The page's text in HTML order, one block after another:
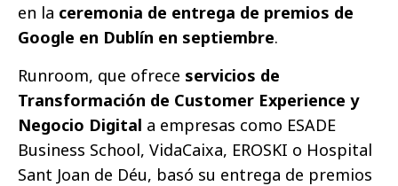
en la ceremonia de entrega de premios de
Google en Dublín en septiembre.
Runroom, que ofrece servicios de
Transformación de Customer Experience y
Negocio Digital a empresas como ESADE
Business School, VidaCaixa, EROSKI o Hospital
Sant Joan de Déu, basó su entrega de premios